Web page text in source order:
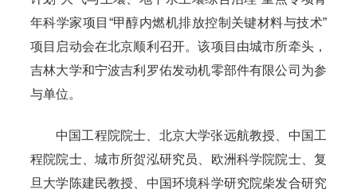
年科学家项目“甲醇内燃机排放控制关键材料与技术”
项目启动会在北京顺利召开。该项目由城市所牵头，
吉林大学和宁波吉利罗佑发动机零部件有限公司为参
与单位。
中国工程院院士、北京大学张远航教授、中国工
程院院士、城市所贺泓研究员、欧洲科学院院士、复
旦大学陈建民教授、中国环境科学研究院柴发合研究